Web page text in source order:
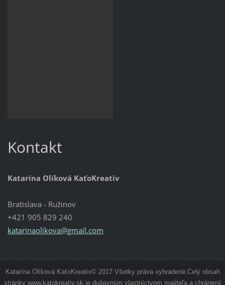
Kontakt
Katarína Olíková KaťoKreativ
Bratislava - Ružinov
+421 905 829 240
katarinaolikova@gmail.com
Katarína Olíková KaťoKreativ© 2017 Všetky práva vyhradené.Celý obsah
stránky www.katokreativ.sk je duševným vlastníctvom majiteľa a chránený